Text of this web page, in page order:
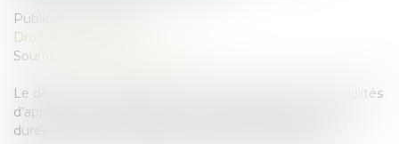
Publié le :
Droit des sociétés
Source :
Le décret n° 2025-338 du 14 avril 2025 précise les modalités
d’application du dispositif d’activité partielle de longue
durée rebond (APLD-R) prévu à l’article 193 de la loi n°